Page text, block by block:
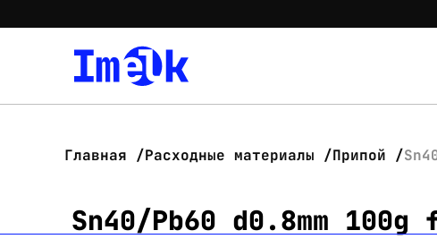
Главная Расходные материалы Припой
Sn40/Pb60 d0.8mm